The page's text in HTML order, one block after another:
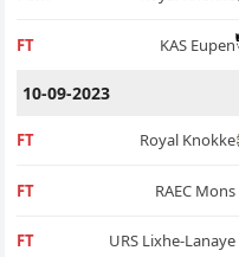
FT KAS Eupen
10-09-2023
FT Royal Knokke
FT RAEC Mons
FT URS Lixhe-Lanaye